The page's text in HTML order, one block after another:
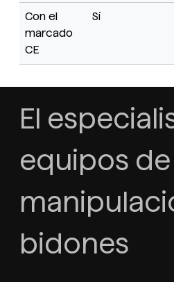
Con el
marcado
CE
Sí
El
equipos de
bidones